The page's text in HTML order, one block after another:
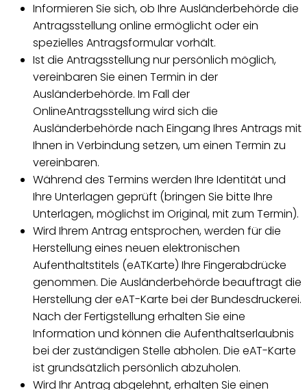
Informieren Sie sich, ob Ihre Ausländerbehörde die
Antragsstellung online ermöglicht oder ein
spezielles Antragsformular vorhält.
Ist die Antragsstellung nur persönlich möglich,
vereinbaren Sie einen Termin in der
Ausländerbehörde. Im Fall der
OnlineAntragsstellung wird sich die
Ausländerbehörde nach Eingang Ihres Antrags mit
Ihnen in Verbindung setzen, um einen Termin zu
vereinbaren.
Während des Termins werden Ihre Identität und
Ihre Unterlagen geprüft (bringen Sie bitte Ihre
Unterlagen, möglichst im Original, mit zum Termin).
Wird Ihrem Antrag entsprochen, werden für die
Herstellung eines neuen elektronischen
Aufenthaltstitels (eATKarte) Ihre Fingerabdrücke
genommen. Die Ausländerbehörde beauftragt die
Herstellung der eAT-Karte bei der Bundesdruckerei.
Nach der Fertigstellung erhalten Sie eine
Information und können die Aufenthaltserlaubnis
bei der zuständigen Stelle abholen. Die eAT-Karte
ist grundsätzlich persönlich abzuholen.
Wird Ihr Antrag abgelehnt, erhalten Sie einen